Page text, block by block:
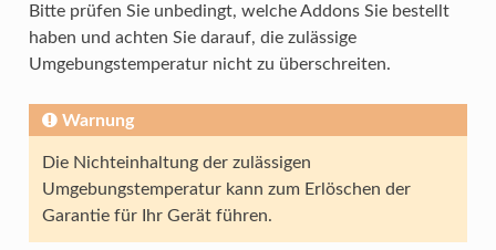
Bitte prüfen Sie unbedingt, welche Addons Sie bestellt
haben und achten Sie darauf, die zulässige
Umgebungstemperatur nicht zu überschreiten.
Warnung
Die Nichteinhaltung der zulässigen
Umgebungstemperatur kann zum Erlöschen der
Garantie für Ihr Gerät führen.